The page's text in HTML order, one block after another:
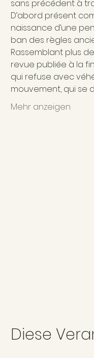
sans précédent à
D’abord présent
naissance d’une
ban des règles
Rassemblant plus
revue publiée à la
qui refuse avec
mouvement, qui se
Mehr anzeigen
Diese